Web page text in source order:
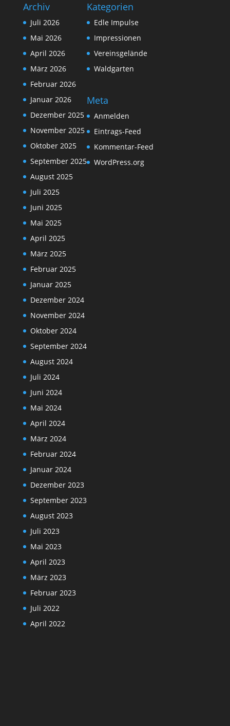
Archiv
Juli 2026
Mai 2026
April 2026
März 2026
Februar 2026
Januar 2026
Dezember 2025
November 2025
Oktober 2025
September 2025
August 2025
Juli 2025
Juni 2025
Mai 2025
April 2025
März 2025
Februar 2025
Januar 2025
Dezember 2024
November 2024
Oktober 2024
September 2024
August 2024
Juli 2024
Juni 2024
Mai 2024
April 2024
März 2024
Februar 2024
Januar 2024
Dezember 2023
September 2023
August 2023
Juli 2023
Mai 2023
April 2023
März 2023
Februar 2023
Juli 2022
April 2022
Kategorien
Edle Impulse
Impressionen
Vereinsgelände
Waldgarten
Meta
Anmelden
Eintrags-Feed
Kommentar-Feed
WordPress.org